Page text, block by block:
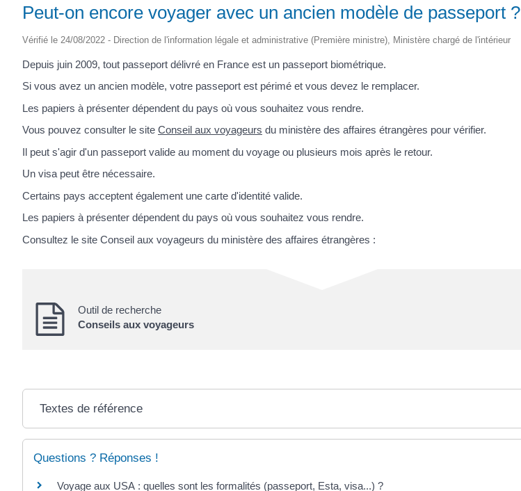
Peut-on encore voyager avec un ancien modèle de passeport ?
Vérifié le 24/08/2022 - Direction de l'information légale et administrative (Première ministre), Ministère chargé de l'intérieur
Depuis juin 2009, tout passeport délivré en France est un passeport biométrique.
Si vous avez un ancien modèle, votre passeport est périmé et vous devez le remplacer.
Les papiers à présenter dépendent du pays où vous souhaitez vous rendre.
Vous pouvez consulter le site Conseil aux voyageurs du ministère des affaires étrangères pour vérifier.
Il peut s'agir d'un passeport valide au moment du voyage ou plusieurs mois après le retour.
Un visa peut être nécessaire.
Certains pays acceptent également une carte d'identité valide.
Les papiers à présenter dépendent du pays où vous souhaitez vous rendre.
Consultez le site Conseil aux voyageurs du ministère des affaires étrangères :
Outil de recherche
Conseils aux voyageurs
Textes de référence
Questions ? Réponses !
Voyage aux USA : quelles sont les formalités (passeport, Esta, visa...) ?